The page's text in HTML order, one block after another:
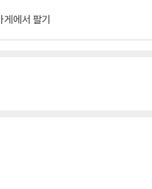
게에서 팔기